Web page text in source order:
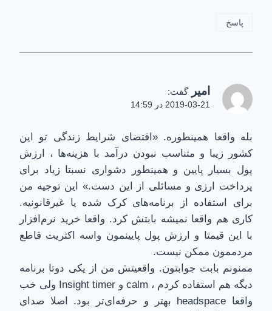
پاسخ
امیر گفت:
2019-03-21 در 14:59
بله واقعا همینطوره. «اقتضای شرایط زندگی تو این
کشور زیبا و متناسب نبودن درآمد با هزینه‌ها ، ارزش
پول بسیار پایین و همینطور دشواری نسبتا زیاد برای
پرداخت ارزی و مسائلی از این دست.» این توجیه من
برای استفاده از برنامه‌های کرک شده یا غیرقانونیه.
کاری هم واقعا نمیشه بابتش کرد. واقعا خرید نرم‌افزار
با این قیمتا و ارزش پول پایینمون واسه اکثریت قاطع
مردممون ممکن نیست.
ممنونم بابت جوابتون. واقعیتش من از یکی دوتا برنامه
دیگه هم استفاده کردم ، calm و Insight timer ولی خب
واقعا headspace بهتر و حرفه‌ای‌تر بود. اصلا صدای